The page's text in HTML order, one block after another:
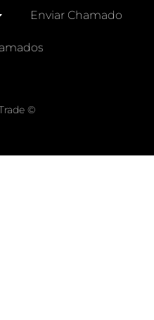
Enviar Chamado
©